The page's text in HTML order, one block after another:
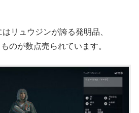
リュウジンが誇る発明品、
のが数点売られています。